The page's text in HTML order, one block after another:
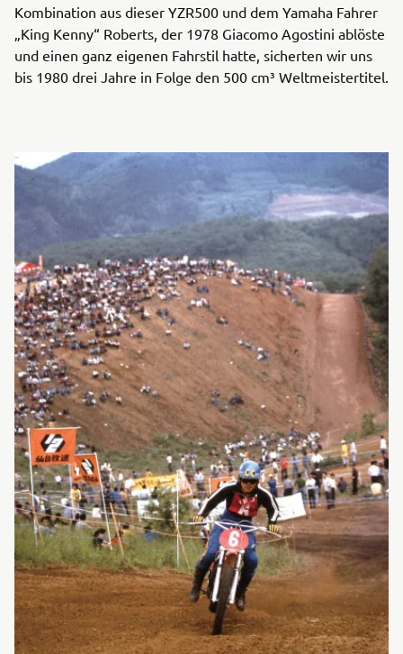
Kombination aus dieser YZR500 und dem Yamaha Fahrer
„King Kenny“ Roberts, der 1978 Giacomo Agostini ablöste
und einen ganz eigenen Fahrstil hatte, sicherten wir uns
bis 1980 drei Jahre in Folge den 500 cm³ Weltmeistertitel.